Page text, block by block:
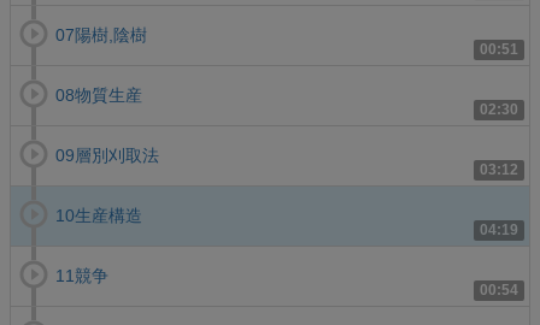
00:51
07陽樹,陰樹
02:30
08物質生産
03:12
09層別刈取法
04:19
10生産構造
00:54
11競争